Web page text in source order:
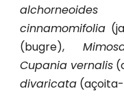
alchorneoides
cinnamomifolia
(bugre),
Cupania vernalis
divaricata